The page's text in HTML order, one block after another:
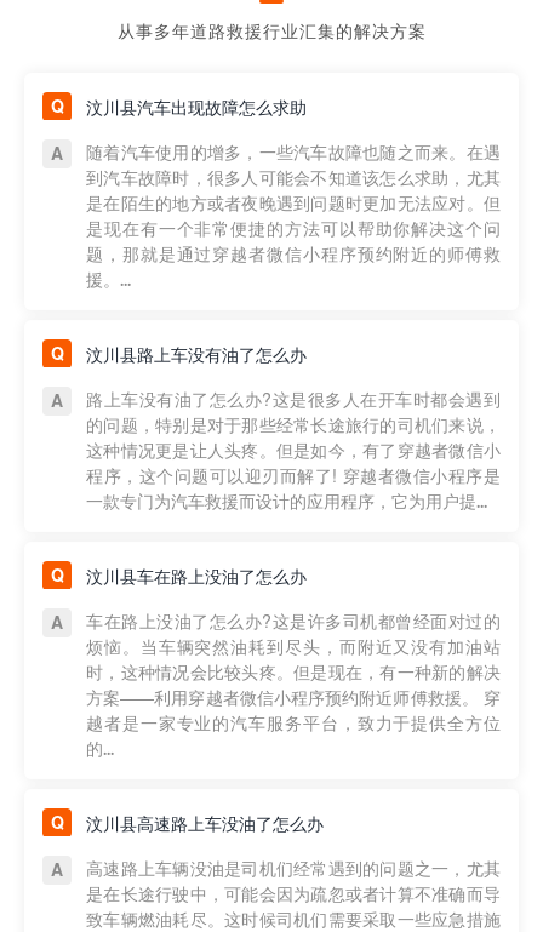
从事多年道路救援行业汇集的解决方案
汶川县汽车出现故障怎么求助
随着汽车使用的增多，一些汽车故障也随之而来。在遇
到汽车故障时，很多人可能会不知道该怎么求助，尤其
是在陌生的地方或者夜晚遇到问题时更加无法应对。但
是现在有一个非常便捷的方法可以帮助你解决这个问
题，那就是通过穿越者微信小程序预约附近的师傅救
援。...
汶川县路上车没有油了怎么办
路上车没有油了怎么办?这是很多人在开车时都会遇到
的问题，特别是对于那些经常长途旅行的司机们来说，
这种情况更是让人头疼。但是如今，有了穿越者微信小
程序，这个问题可以迎刃而解了! 穿越者微信小程序是
一款专门为汽车救援而设计的应用程序，它为用户提...
汶川县车在路上没油了怎么办
车在路上没油了怎么办?这是许多司机都曾经面对过的
烦恼。当车辆突然油耗到尽头，而附近又没有加油站
时，这种情况会比较头疼。但是现在，有一种新的解决
方案——利用穿越者微信小程序预约附近师傅救援。 穿
越者是一家专业的汽车服务平台，致力于提供全方位
的...
汶川县高速路上车没油了怎么办
高速路上车辆没油是司机们经常遇到的问题之一，尤其
是在长途行驶中，可能会因为疏忽或者计算不准确而导
致车辆燃油耗尽。这时候司机们需要采取一些应急措施